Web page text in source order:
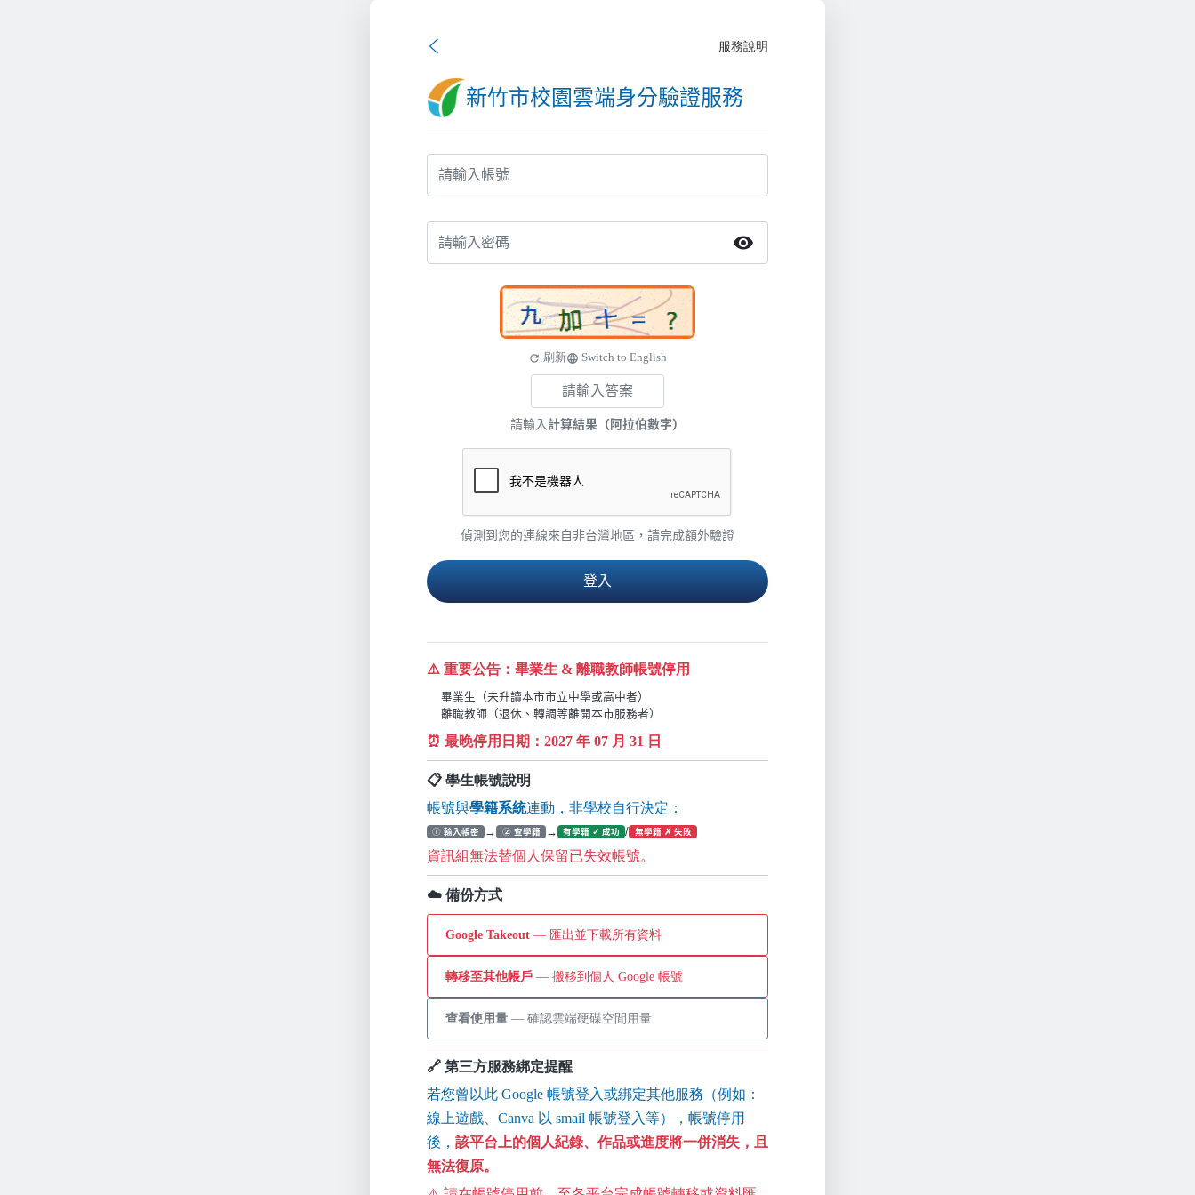
服務說明
新竹市校園雲端身分驗證服務
visibility
refresh 刷新language Switch to English
請輸入計算結果（阿拉伯數字）
偵測到您的連線來自非台灣地區，請完成額外驗證
⚠️ 重要公告：畢業生 & 離職教師帳號停用
畢業生（未升讀本市市立中學或高中者）
離職教師（退休、轉調等離開本市服務者）
⏰ 最晚停用日期： 2027 年 07 月 31 日
📋 學生帳號說明
帳號與學籍系統連動，非學校自行決定：
① 輸入帳密 → ② 查學籍 → 有學籍 ✓ 成功 / 無學籍 ✗ 失敗
資訊組無法替個人保留已失效帳號。
☁️ 備份方式
Google Takeout — 匯出並下載所有資料
轉移至其他帳戶 — 搬移到個人 Google 帳號
查看使用量 — 確認雲端硬碟空間用量
🔗 第三方服務綁定提醒
若您曾以此 Google 帳號登入或綁定其他服務（例如：
線上遊戲、Canva 以 smail 帳號登入等），帳號停用
後， 該平台上的個人紀錄、作品或進度將一併消失，且
無法復原。